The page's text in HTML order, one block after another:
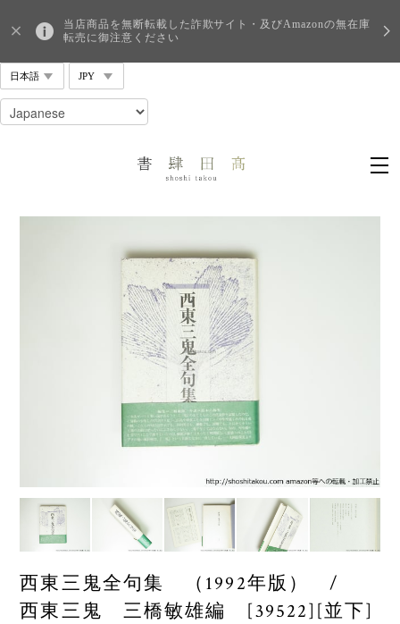
当店商品を無断転載した詐欺サイト・及びAmazonの無在庫
転売に御注意ください
西東三鬼全句集 （1992年版） /
西東三鬼 三橋敏雄編 [39522][並下]